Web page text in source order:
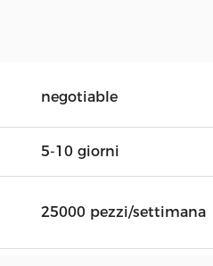
negotiable
5-10 giorni
25000 pezzi/settimana